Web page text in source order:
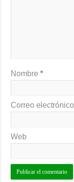
Nombre*
Correo
Web